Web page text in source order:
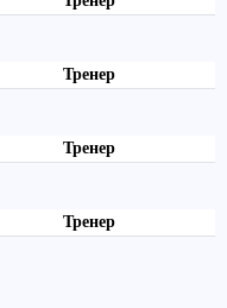
Тренер
Тренер
Тренер